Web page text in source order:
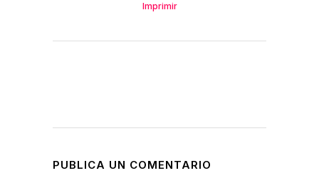
Imprimir
PUBLICA UN COMENTARIO